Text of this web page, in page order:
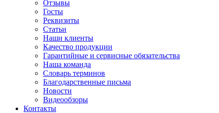
Отзывы
Госты
Реквизиты
Статьи
Наши клиенты
Качество продукции
Гарантийные и сервисные обязательства
Наша команда
Словарь терминов
Благодарственные письма
Новости
Видеообзоры
Контакты